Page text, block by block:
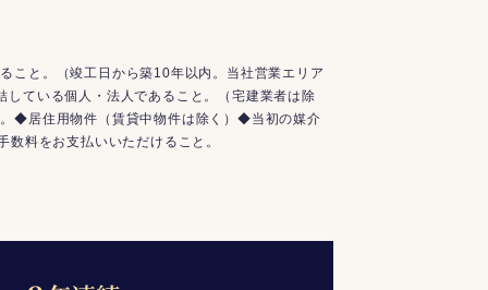
こと。（竣工日から築10年以内。当社営業エリア
ている個人・法人であること。（宅建業者は除
◆居住用物件（賃貸中物件は除く）◆当初の媒介
料をお支払いいただけること。